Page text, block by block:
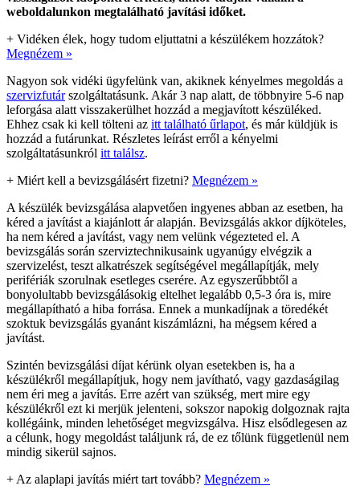
weboldalunkon megtalálható javítási időket.
+ Vidéken élek, hogy tudom eljuttatni a készülékem hozzátok?
Megnézem »
Nagyon sok vidéki ügyfelünk van, akiknek kényelmes megoldás a
szervizfutárszolgáltatásunk. Akár 3 nap alatt, de többnyire 5-6 nap
leforgása alatt visszakerülhet hozzád a megjavított készüléked.
Ehhez csak ki kell tölteni az itt található űrlapot, és már küldjük is
hozzád a futárunkat. Részletes leírást erről a kényelmi
szolgáltatásunkról itt találsz.
+ Miért kell a bevizsgálásért fizetni? Megnézem »
A készülék bevizsgálása alapvetően ingyenes abban az esetben, ha
kéred a javítást a kiajánlott ár alapján. Bevizsgálás akkor díjköteles,
ha nem kéred a javítást, vagy nem velünk végezteted el. A
bevizsgálás során szerviztechnikusaink ugyanúgy elvégzik a
szervizelést, teszt alkatrészek segítségével megállapítják, mely
perifériák szorulnak esetleges cserére. Az egyszerűbbtől a
bonyolultabb bevizsgálásokig eltelhet legalább 0,5-3 óra is, mire
megállapítható a hiba forrása. Ennek a munkadíjnak a töredékét
szoktuk bevizsgálás gyanánt kiszámlázni, ha mégsem kéred a
javítást.
Szintén bevizsgálási díjat kérünk olyan esetekben is, ha a
készülékről megállapítjuk, hogy nem javítható, vagy gazdaságilag
nem éri meg a javítás. Erre azért van szükség, mert mire egy
készülékről ezt ki merjük jelenteni, sokszor napokig dolgoznak rajta
kollégáink, minden lehetőséget megvizsgálva. Hisz elsődlegesen az
a célunk, hogy megoldást találjunk rá, de ez tőlünk függetlenül nem
mindig sikerül sajnos.
+ Az alaplapi javítás miért tart tovább? Megnézem »